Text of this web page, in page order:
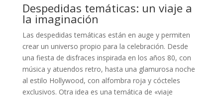
Despedidas temáticas: un viaje a
la imaginación
Las despedidas temáticas están en auge y permiten
crear un universo propio para la celebración. Desde
una fiesta de disfraces inspirada en los años 80, con
música y atuendos retro, hasta una glamurosa noche
al estilo Hollywood, con alfombra roja y cócteles
exclusivos. Otra idea es una temática de «viaje